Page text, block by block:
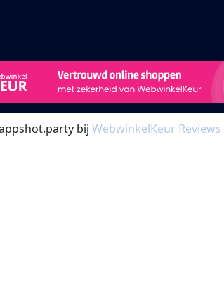
bij WebwinkelKeur Reviews